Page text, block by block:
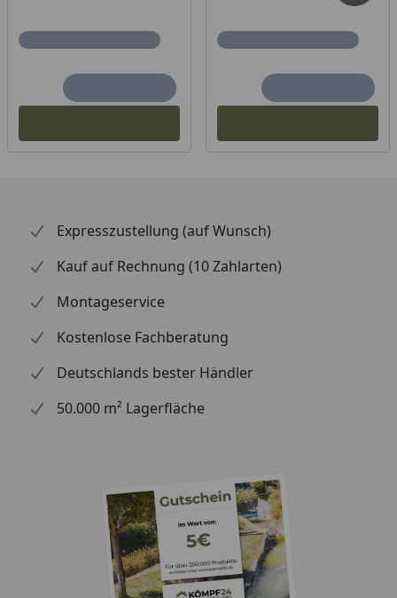
Expresszustellung (auf Wunsch)
Kauf auf Rechnung (10 Zahlarten)
Montageservice
Kostenlose Fachberatung
Deutschlands bester Händler
50.000 m² Lagerfläche